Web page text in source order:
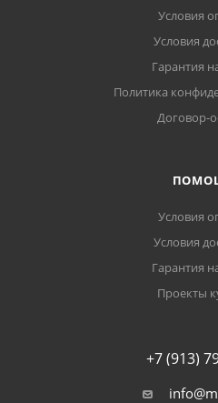
Условия
Условия
Гарантия
Политика
Договор-
Условия
Условия
Гарантия
Проекты
+7 (913)